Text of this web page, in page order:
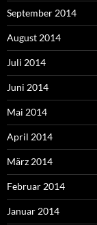
September 2014
August 2014
Juli 2014
Juni 2014
Mai 2014
April 2014
März 2014
Februar 2014
Januar 2014